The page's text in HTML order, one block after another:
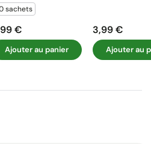
sachets
€
Ajouter au panier
Prix
3,99 €
Ajouter au